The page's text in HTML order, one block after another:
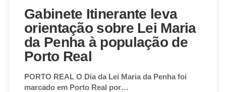
Gabinete Itinerante leva
orientação sobre Lei Maria
da Penha à população de
Porto Real
PORTO REAL O Dia da Lei Maria da Penha foi
marcado em Porto Real por…